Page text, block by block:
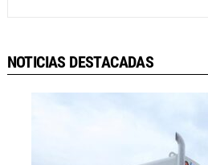
NOTICIAS DESTACADAS